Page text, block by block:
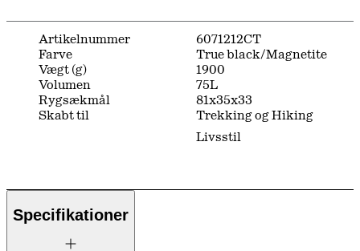
Artikelnummer
6071212CT
Farve
True black/Magnetite
Vægt (g)
1900
Volumen
75L
Rygsækmål
81x35x33
Skabt til
Trekking og Hiking
Livsstil
Specifikationer